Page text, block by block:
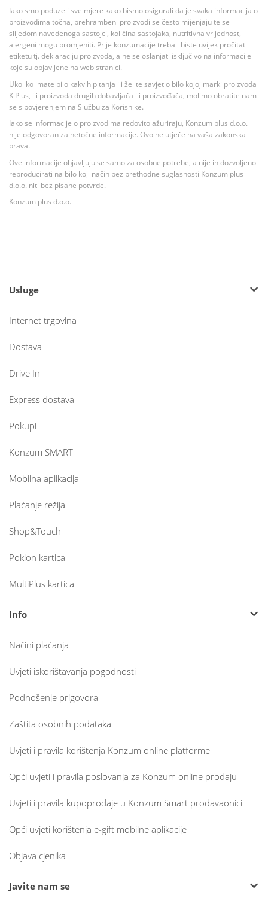
Iako smo poduzeli sve mjere kako bismo osigurali da je svaka informacija o
proizvodima točna, prehrambeni proizvodi se često mijenjaju te se
slijedom navedenoga sastojci, količina sastojaka, nutritivna vrijednost,
alergeni mogu promjeniti. Prije konzumacije trebali biste uvijek pročitati
etiketu tj. deklaraciju proizvoda, a ne se oslanjati isključivo na informacije
koje su objavljene na web stranici.
Ukoliko imate bilo kakvih pitanja ili želite savjet o bilo kojoj marki proizvoda
K Plus, ili proizvoda drugih dobavljača ili proizvođača, molimo obratite nam
se s povjerenjem na Službu za Korisnike.
Iako se informacije o proizvodima redovito ažuriraju, Konzum plus d.o.o.
nije odgovoran za netočne informacije. Ovo ne utječe na vaša zakonska
prava.
Ove informacije objavljuju se samo za osobne potrebe, a nije ih dozvoljeno
reproducirati na bilo koji način bez prethodne suglasnosti Konzum plus
d.o.o. niti bez pisane potvrde.
Konzum plus d.o.o.
Usluge
Internet trgovina
Dostava
Drive In
Express dostava
Pokupi
Konzum SMART
Mobilna aplikacija
Plaćanje režija
Shop&Touch
Poklon kartica
MultiPlus kartica
Info
Načini plaćanja
Uvjeti iskorištavanja pogodnosti
Podnošenje prigovora
Zaštita osobnih podataka
Uvjeti i pravila korištenja Konzum online platforme
Opći uvjeti i pravila poslovanja za Konzum online prodaju
Uvjeti i pravila kupoprodaje u Konzum Smart prodavaonici
Opći uvjeti korištenja e-gift mobilne aplikacije
Objava cjenika
Javite nam se